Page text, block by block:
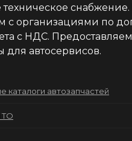
с организациями по
с НДС. Предоставляем
для автосервисов.
каталоги автозапчастей
ТО